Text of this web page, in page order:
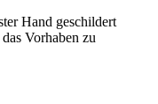
Hand geschildert
Vorhaben zu